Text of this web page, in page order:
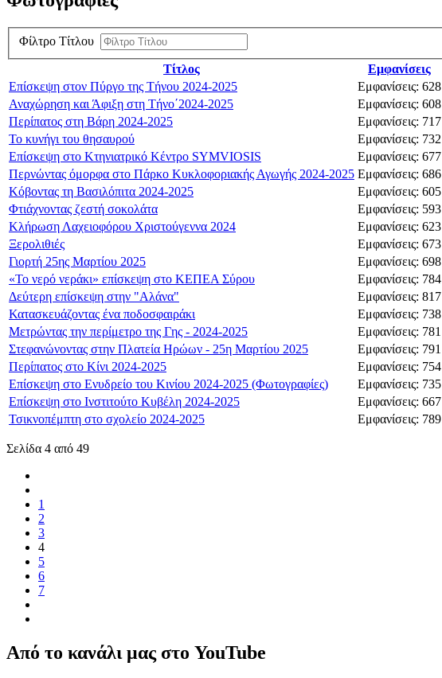
Φίλτρο Τίτλου
Τίτλος
Εμφανίσεις
Επίσκεψη στον Πύργο της Τήνου 2024-2025
Εμφανίσεις: 628
Αναχώρηση και Άφιξη στη Τήνο΄2024-2025
Εμφανίσεις: 608
Περίπατος στη Βάρη 2024-2025
Εμφανίσεις: 717
Το κυνήγι του θησαυρού
Εμφανίσεις: 732
Επίσκεψη στο Κτηνιατρικό Κέντρο SYMVIOSIS
Εμφανίσεις: 677
Περνώντας όμορφα στο Πάρκο Κυκλοφοριακής Αγωγής 2024-2025 Εμφανίσεις: 686
Κόβοντας τη Βασιλόπιτα 2024-2025
Εμφανίσεις: 605
Φτιάχνοντας ζεστή σοκολάτα
Εμφανίσεις: 593
Κλήρωση Λαχειοφόρου Χριστούγεννα 2024
Εμφανίσεις: 623
Ξερολιθιές
Εμφανίσεις: 673
Γιορτή 25ης Μαρτίου 2025
Εμφανίσεις: 698
«Το νερό νεράκι» επίσκεψη στο ΚΕΠΕΑ Σύρου
Εμφανίσεις: 784
Δεύτερη επίσκεψη στην "Αλάνα"
Εμφανίσεις: 817
Κατασκευάζοντας ένα ποδοσφαιράκι
Εμφανίσεις: 738
Μετρώντας την περίμετρο της Γης - 2024-2025
Εμφανίσεις: 781
Στεφανώνοντας στην Πλατεία Ηρώων - 25η Μαρτίου 2025
Εμφανίσεις: 791
Περίπατος στο Κίνι 2024-2025
Εμφανίσεις: 754
Επίσκεψη στο Ενυδρείο του Κινίου 2024-2025 (Φωτογραφίες)
Εμφανίσεις: 735
Επίσκεψη στο Ινστιτούτο Κυβέλη 2024-2025
Εμφανίσεις: 667
Τσικνοπέμπτη στο σχολείο 2024-2025
Εμφανίσεις: 789
Σελίδα 4 από 49
1
2
3
4
5
6
7
Από το κανάλι μας στο YouTube